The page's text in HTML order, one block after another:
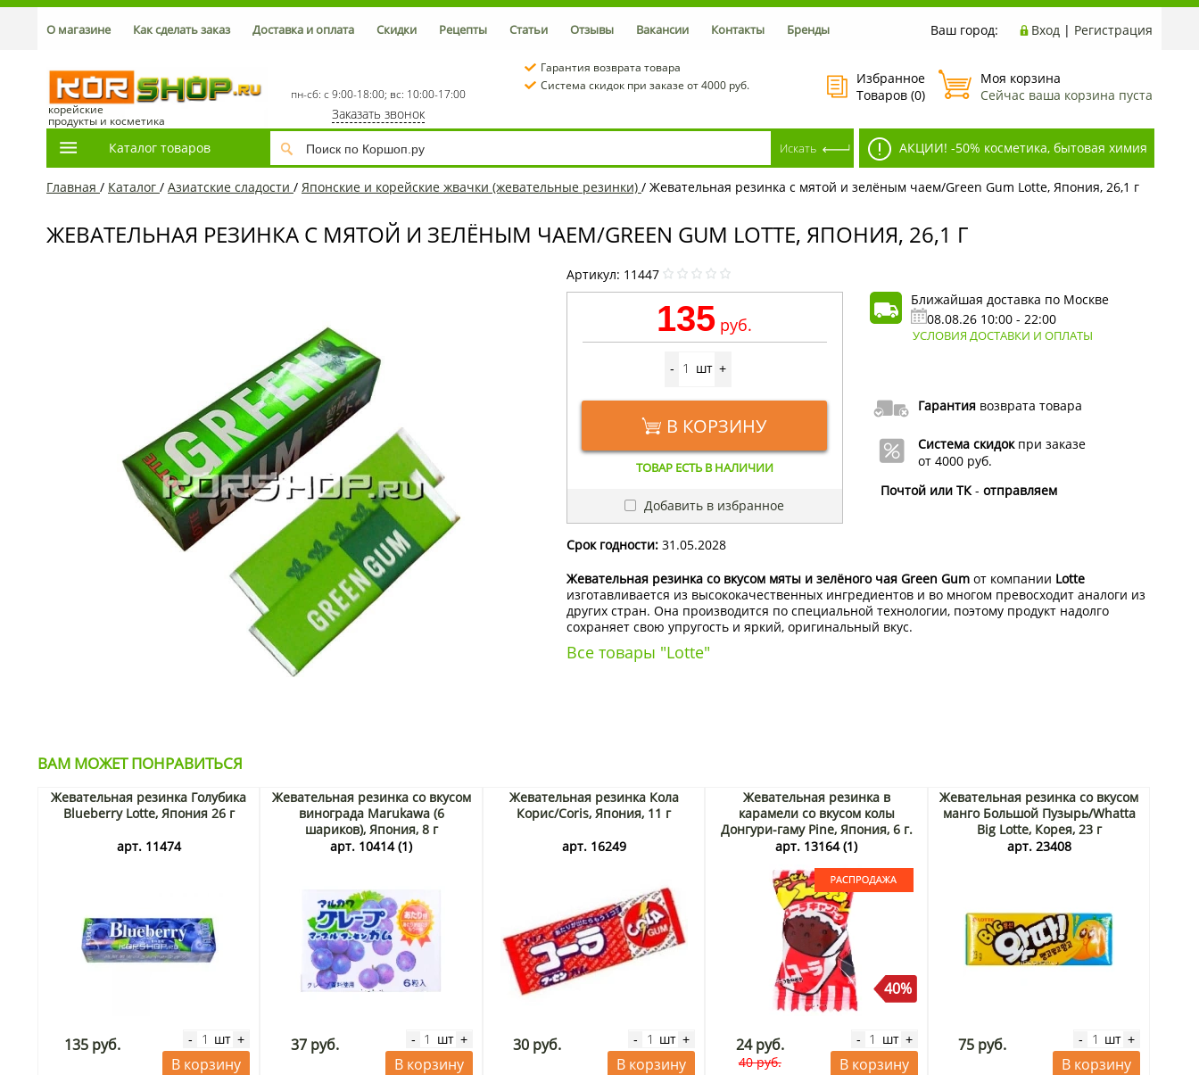
Ваш город: Вход | Регистрация
О магазине Как сделать заказ Доставка и оплата Скидки Рецепты Статьи Отзывы Вакансии Контакты Бренды
корейские
продукты и косметика
пн-сб: с 9:00-18:00; вс: 10:00-17:00
Заказать звонок
Гарантия возврата товара
Система скидок при заказе от 4000 руб.
Избранное
Товаров (0)
Моя корзина
Сейчас ваша корзина пуста
Каталог товаров АКЦИИ! -50% косметика, бытовая химия
Главная / Каталог / Азиатcкие сладости / Японские и корейские жвачки (жевательные резинки) / Жевательная резинка с мятой и зелёным чаем/Green Gum Lotte, Япония, 26,1 г
ЖЕВАТЕЛЬНАЯ РЕЗИНКА С МЯТОЙ И ЗЕЛЁНЫМ ЧАЕМ/GREEN GUM LOTTE, ЯПОНИЯ, 26,1 Г
Артикул: 11447
135 руб.
- шт +
В КОРЗИНУ
ТОВАР ЕСТЬ В НАЛИЧИИ
Добавить в избранное
Ближайшая доставка по Москве
08.08.26 10:00 - 22:00
УСЛОВИЯ ДОСТАВКИ И ОПЛАТЫ
Гарантиявозврата товара
Система скидокпри заказе
от 4000 руб.
Почтой или ТК- отправляем
Срок годности:31.05.2028
Жевательная резинка со вкусом мяты и зелёного чая Green Gumот компании Lotte
изготавливается из высококачественных ингредиентов и во многом превосходит аналоги из
других стран. Она производится по специальной технологии, поэтому продукт надолго
сохраняет свою упругость и яркий, оригинальный вкус.
Все товары "Lotte"
ВАМ МОЖЕТ ПОНРАВИТЬСЯ
Жевательная резинка Голубика
Blueberry Lotte, Япония 26 г
арт. 11474
135 руб. - шт +
В корзину
Жевательная резинка со вкусом
винограда Marukawa (6
шариков), Япония, 8 г
арт. 10414 (1)
37 руб. - шт +
В корзину
Жевательная резинка Кола
Корис/Coris, Япония, 11 г
арт. 16249
30 руб. - шт +
В корзину
Жевательная резинка в
карамели со вкусом колы
Донгури-гаму Pine, Япония, 6 г.
Срок до 30.09.2026. Распродажа
арт. 13164 (1)
40%
24 руб.
40 руб.
- шт +
В корзину
Жевательная резинка со вкусом
манго Большой Пузырь/Whatta
Big Lotte, Корея, 23 г
арт. 23408
75 руб. - шт +
В корзину